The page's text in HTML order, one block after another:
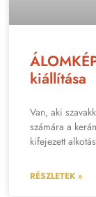
kiállítása
Van, aki
számára a
kifejezett
RÉSZLETEK »